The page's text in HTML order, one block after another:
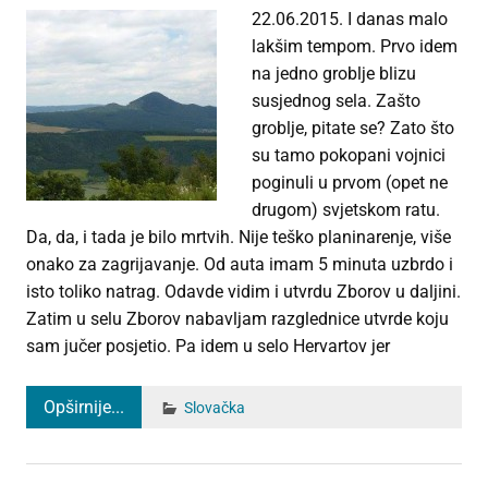
22.06.2015. I danas malo
lakšim tempom. Prvo idem
na jedno groblje blizu
susjednog sela. Zašto
groblje, pitate se? Zato što
su tamo pokopani vojnici
poginuli u prvom (opet ne
drugom) svjetskom ratu.
Da, da, i tada je bilo mrtvih. Nije teško planinarenje, više
onako za zagrijavanje. Od auta imam 5 minuta uzbrdo i
isto toliko natrag. Odavde vidim i utvrdu Zborov u daljini.
Zatim u selu Zborov nabavljam razglednice utvrde koju
sam jučer posjetio. Pa idem u selo Hervartov jer
Opširnije... Slovačka